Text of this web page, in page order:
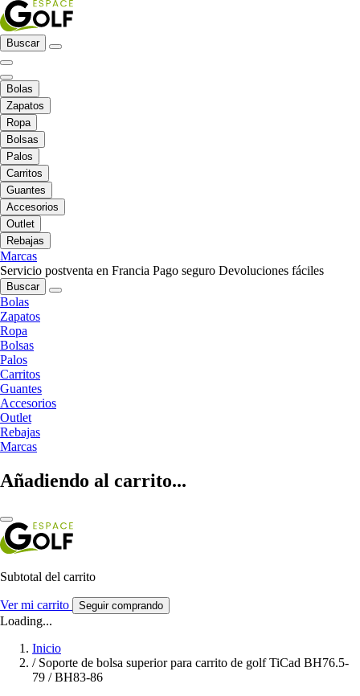
Buscar
Bolas
Zapatos
Ropa
Bolsas
Palos
Carritos
Guantes
Accesorios
Outlet
Rebajas
Marcas
Servicio postventa en Francia Pago seguro Devoluciones fáciles
Buscar
Bolas
Zapatos
Ropa
Bolsas
Palos
Carritos
Guantes
Accesorios
Outlet
Rebajas
Marcas
Añadiendo al carrito...
Subtotal del carrito
Ver mi carrito Seguir comprando
Loading...
Inicio
/ Soporte de bolsa superior para carrito de golf TiCad BH76.5-
79 / BH83-86